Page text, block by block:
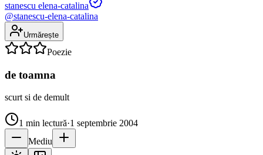
stanescu elena-catalina
@stanescu-elena-catalina
Urmărește
Poezie
de toamna
scurt si de demult
1 min lectură·1 septembrie 2004
Mediu